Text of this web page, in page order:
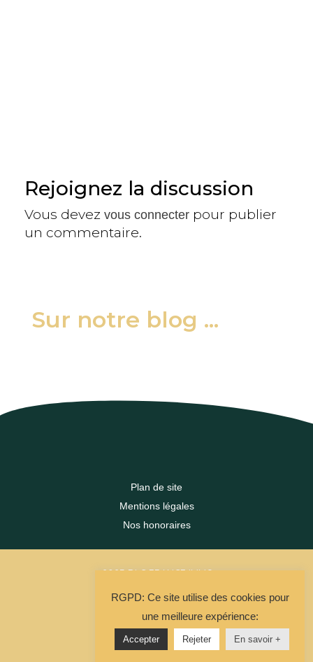
Rejoignez la discussion
Vous devez vous connecter pour publier
un commentaire.
Sur notre blog ...
Plan de site
Mentions légales
Nos honoraires
2023 DLC FRANCE IMMO
La Solution Immo
RGPD: Ce site utilise des cookies pour
une meilleure expérience:
Accepter Rejeter En savoir +